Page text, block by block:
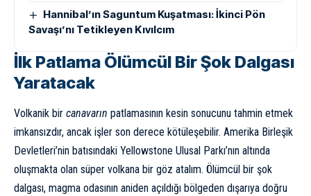
Hannibal’ın Saguntum Kuşatması: İkinci Pön
Savaşı’nı Tetikleyen Kıvılcım
İlk Patlama Ölümcül Bir Şok Dalgası
Yaratacak
Volkanik bir canavarın patlamasının kesin sonucunu tahmin etmek
imkansızdır, ancak işler son derece kötüleşebilir. Amerika Birleşik
Devletleri’nin batısındaki Yellowstone Ulusal Parkı’nın altında
oluşmakta olan süper volkana bir göz atalım. Ölümcül bir şok
dalgası, magma odasının aniden açıldığı bölgeden dışarıya doğru